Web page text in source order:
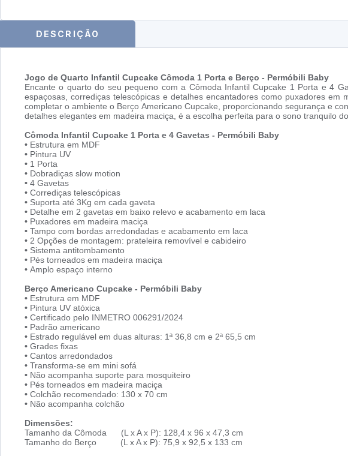
DESCRIÇÃO
Jogo de Quarto Infantil Cupcake Cômoda 1 Porta e Berço - Permóbili Baby
Encante o quarto do seu pequeno com a Cômoda Infantil Cupcake 1 Porta e 4
espaçosas, corrediças telescópicas e detalhes encantadores como puxadores
completar o ambiente o Berço Americano Cupcake, proporcionando segurança e
detalhes elegantes em madeira maciça, é a escolha perfeita para o sono tranquilo
Cômoda Infantil Cupcake 1 Porta e 4 Gavetas - Permóbili Baby
• Estrutura em MDF
• Pintura UV
• 1 Porta
• Dobradiças slow motion
• 4 Gavetas
• Corrediças telescópicas
• Suporta até 3Kg em cada gaveta
• Detalhe em 2 gavetas em baixo relevo e acabamento em laca
• Puxadores em madeira maciça
• Tampo com bordas arredondadas e acabamento em laca
• 2 Opções de montagem: prateleira removível e cabideiro
• Sistema antitombamento
• Pés torneados em madeira maciça
• Amplo espaço interno
Berço Americano Cupcake - Permóbili Baby
• Estrutura em MDF
• Pintura UV atóxica
• Certificado pelo INMETRO 006291/2024
• Padrão americano
• Estrado regulável em duas alturas: 1ª 36,8 cm e 2ª 65,5 cm
• Grades fixas
• Cantos arredondados
• Transforma-se em mini sofá
• Não acompanha suporte para mosquiteiro
• Pés torneados em madeira maciça
• Colchão recomendado: 130 x 70 cm
• Não acompanha colchão
Dimensões:
Tamanho da Cômoda (L x A x P): 128,4 x 96 x 47,3 cm
Tamanho do Berço (L x A x P): 75,9 x 92,5 x 133 cm